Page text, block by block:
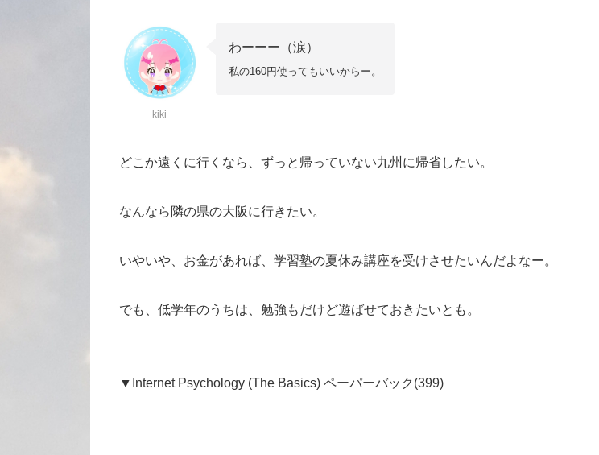
kiki
わーーー（涙）
私の160円使ってもいいからー。
どこか遠くに行くなら、ずっと帰っていない九州に帰省したい。
なんなら隣の県の大阪に行きたい。
いやいや、お金があれば、学習塾の夏休み講座を受けさせたいんだよなー。
でも、低学年のうちは、勉強もだけど遊ばせておきたいとも。
▼Internet Psychology (The Basics) ペーパーバック(399)